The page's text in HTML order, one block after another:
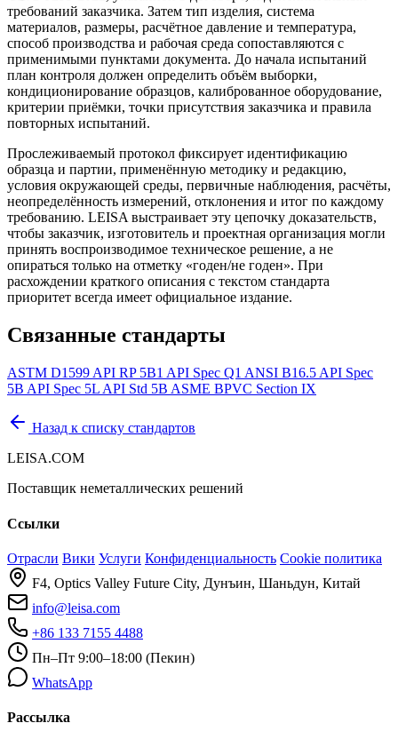
требований заказчика. Затем тип изделия, система
материалов, размеры, расчётное давление и температура,
способ производства и рабочая среда сопоставляются с
применимыми пунктами документа. До начала испытаний
план контроля должен определить объём выборки,
кондиционирование образцов, калиброванное оборудование,
критерии приёмки, точки присутствия заказчика и правила
повторных испытаний.
Прослеживаемый протокол фиксирует идентификацию
образца и партии, применённую методику и редакцию,
условия окружающей среды, первичные наблюдения, расчёты,
неопределённость измерений, отклонения и итог по каждому
требованию. LEISA выстраивает эту цепочку доказательств,
чтобы заказчик, изготовитель и проектная организация могли
принять воспроизводимое техническое решение, а не
опираться только на отметку «годен/не годен». При
расхождении краткого описания с текстом стандарта
приоритет всегда имеет официальное издание.
Связанные стандарты
ASTM D1599 API RP 5B1 API Spec Q1 ANSI B16.5 API Spec
5B API Spec 5L API Std 5B ASME BPVC Section IX
Назад к списку стандартов
LEISA.COM
Поставщик неметаллических решений
Ссылки
Отрасли Вики Услуги Конфиденциальность Cookie политика
F4, Optics Valley Future City, Дунъин, Шаньдун, Китай
info@leisa.com
+86 133 7155 4488
Пн–Пт 9:00–18:00 (Пекин)
WhatsApp
Рассылка